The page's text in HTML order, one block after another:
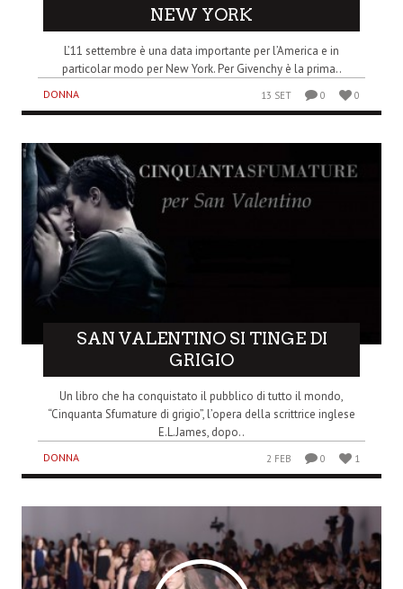
NEW YORK
L’11 settembre è una data importante per l’America e in
particolar modo per New York. Per Givenchy è la prima..
DONNA 13 SET 0 0
SAN VALENTINO SI TINGE DI
GRIGIO
Un libro che ha conquistato il pubblico di tutto il mondo,
“Cinquanta Sfumature di grigio”, l’opera della scrittrice inglese
E.L.James, dopo..
DONNA 2 FEB 0 1